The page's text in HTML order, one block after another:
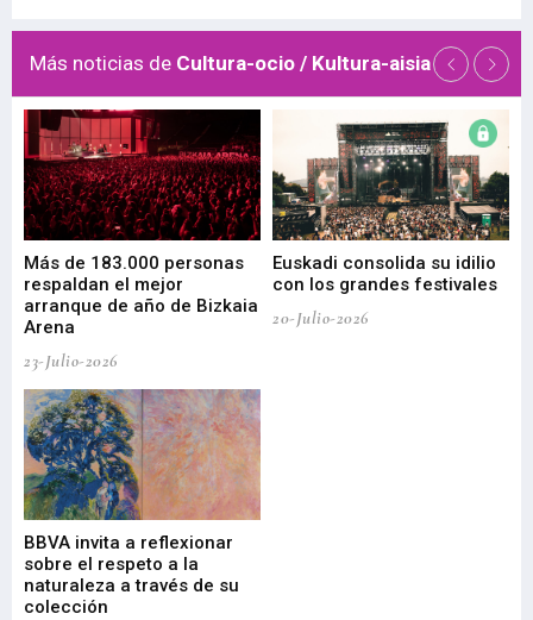
Más noticias de Cultura-ocio / Kultura-aisia
Más de 183.000 personas
respaldan el mejor
arranque de año de Bizkaia
Arena
23-Julio-2026
Euskadi consolida su idilio
con los grandes festivales
20-Julio-2026
BBVA invita a reflexionar
sobre el respeto a la
naturaleza a través de su
colección